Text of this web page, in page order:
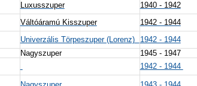
Luxusszuper
1940 - 1942
Váltóáramú Kisszuper
1942 - 1944
Univerzális Törpeszuper (Lorenz)
1942 - 1944
Nagyszuper
1945 - 1947
1942 - 1944